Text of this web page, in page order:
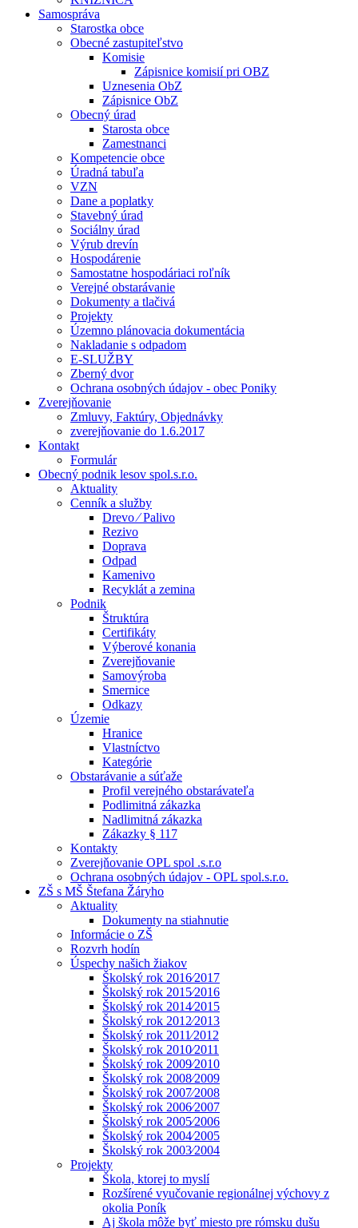
Samospráva
Starostka obce
Obecné zastupiteľstvo
Komisie
Zápisnice komisií pri OBZ
Uznesenia ObZ
Zápisnice ObZ
Obecný úrad
Starosta obce
Zamestnanci
Kompetencie obce
Úradná tabuľa
VZN
Dane a poplatky
Stavebný úrad
Sociálny úrad
Výrub drevín
Hospodárenie
Samostatne hospodáriaci roľník
Verejné obstarávanie
Dokumenty a tlačivá
Projekty
Územno plánovacia dokumentácia
Nakladanie s odpadom
E-SLUŽBY
Zberný dvor
Ochrana osobných údajov - obec Poniky
Zverejňovanie
Zmluvy, Faktúry, Objednávky
zverejňovanie do 1.6.2017
Kontakt
Formulár
Obecný podnik lesov spol.s.r.o.
Aktuality
Cenník a služby
Drevo ⁄ Palivo
Rezivo
Doprava
Odpad
Kamenivo
Recyklát a zemina
Podnik
Štruktúra
Certifikáty
Výberové konania
Zverejňovanie
Samovýroba
Smernice
Odkazy
Územie
Hranice
Vlastníctvo
Kategórie
Obstarávanie a súťaže
Profil verejného obstarávateľa
Podlimitná zákazka
Nadlimitná zákazka
Zákazky § 117
Kontakty
Zverejňovanie OPL spol .s.r.o
Ochrana osobných údajov - OPL spol.s.r.o.
ZŠ s MŠ Štefana Žáryho
Aktuality
Dokumenty na stiahnutie
Informácie o ZŠ
Rozvrh hodín
Úspechy našich žiakov
Školský rok 2016⁄2017
Školský rok 2015⁄2016
Školský rok 2014⁄2015
Školský rok 2012⁄2013
Školský rok 2011⁄2012
Školský rok 2010⁄2011
Školský rok 2009⁄2010
Školský rok 2008⁄2009
Školský rok 2007⁄2008
Školský rok 2006⁄2007
Školský rok 2005⁄2006
Školský rok 2004⁄2005
Školský rok 2003⁄2004
Projekty
Škola, ktorej to myslí
Rozšírené vyučovanie regionálnej výchovy z
okolia Poník
Aj škola môže byť miesto pre rómsku dušu